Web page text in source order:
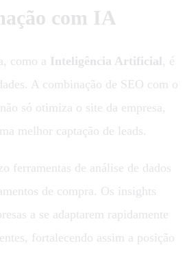
com IA
como a Inteligência Artificial , é
A combinação de SEO com o
só otimiza o site da empresa,
melhor captação de leads.
ferramentas de análise de dados
de compra. Os insights
a se adaptarem rapidamente
fortalecendo assim a posição